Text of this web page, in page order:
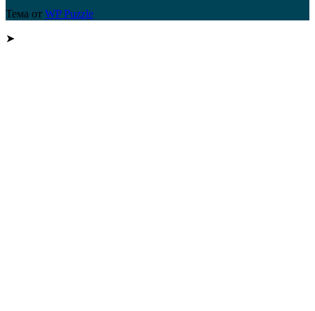
Тема от WP Puzzle
➤